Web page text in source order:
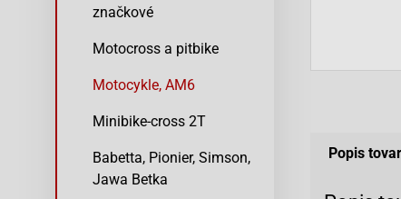
značkové
Motocross a pitbike
Motocykle, AM6
Minibike-cross 2T
Babetta, Pionier, Simson,
Jawa Betka
Popis